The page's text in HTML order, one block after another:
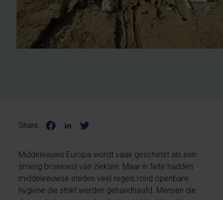
Share:
Middeleeuws Europa wordt vaak geschetst als een
smerig broeinest van ziekten. Maar in feite hadden
middeleeuwse steden veel regels rond openbare
hygiëne die strikt werden gehandhaafd. Mensen die